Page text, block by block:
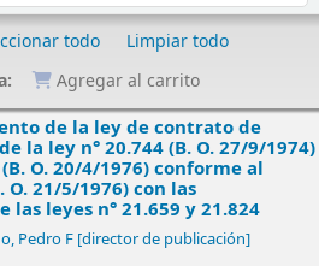
todo
Limpiar todo
Agregar al carrito
de la ley de contrato de
la ley n° 20.744 (B. O. 27/9/1974)
O. 20/4/1976) conforme al
O. 21/5/1976) con las
las leyes n° 21.659 y 21.824
Pedro F[director de publicación]